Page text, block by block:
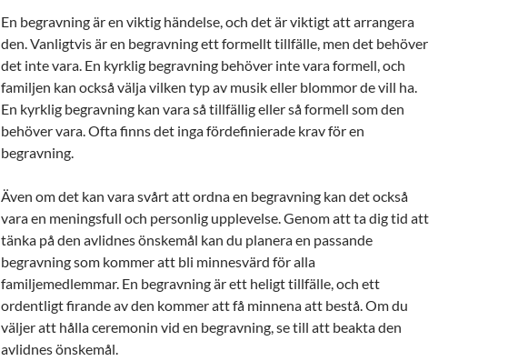
En begravning är en viktig händelse, och det är viktigt att arrangera
den. Vanligtvis är en begravning ett formellt tillfälle, men det behöver
det inte vara. En kyrklig begravning behöver inte vara formell, och
familjen kan också välja vilken typ av musik eller blommor de vill ha.
En kyrklig begravning kan vara så tillfällig eller så formell som den
behöver vara. Ofta finns det inga fördefinierade krav för en
begravning.
Även om det kan vara svårt att ordna en begravning kan det också
vara en meningsfull och personlig upplevelse. Genom att ta dig tid att
tänka på den avlidnes önskemål kan du planera en passande
begravning som kommer att bli minnesvärd för alla
familjemedlemmar. En begravning är ett heligt tillfälle, och ett
ordentligt firande av den kommer att få minnena att bestå. Om du
väljer att hålla ceremonin vid en begravning, se till att beakta den
avlidnes önskemål.